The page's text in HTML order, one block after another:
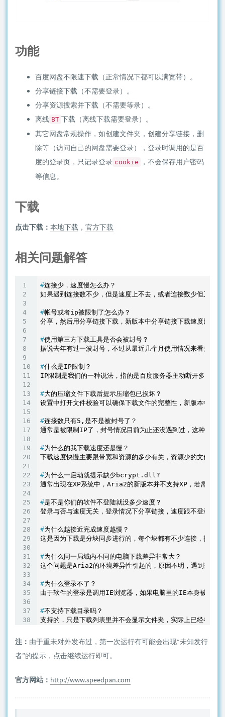
功能
百度网盘不限速下载（正常情况下都可以满宽带）。
分享链接下载（不需要登录）。
分享资源搜索并下载（不需要等录）。
离线 BT 下载（离线下载需要登录）。
其它网盘常规操作，如创建文件夹，创建分享链接，删
除等（访问自己的网盘需要登录），登录时调用的是百
度的登录页，只记录登录 cookie
，不会保存用户密码
等信息。
下载
点击下载： 本地下载 ， 官方下载
相关问题解答
#连接少，速度慢怎么办？
#帐号或者ip被限制了怎么办？
#使用第三方下载工具是否会被封号？
#什么是IP限制？
#大的压缩文件下载后提示压缩包已损坏？
#连接数只有5,是不是被封号了？
#为什么的我下载速度还是慢？
#为什么一启动就提示缺少bcrypt.dll?
#是不是你们的软件不登陆就没多少速度？
#为什么越接近完成速度越慢？
#为什么同一局域内不同的电脑下载差异非常大？
#为什么登录不了？
#不支持下载目录吗？
注： 由于重未对外发布过，第一次运行有可能会出现“未知发行
者”的提示，点击继续运行即可。
官方网站： http://www.speedpan.com